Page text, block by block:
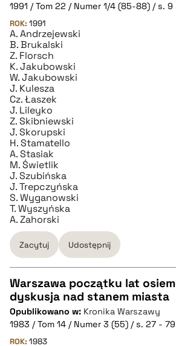
1991 / Tom 22 / Numer 1/4 (85-88) / s. 9
ROK: 1991
A. Andrzejewski
B. Brukalski
Z. Florsch
K. Jakubowski
W. Jakubowski
J. Kulesza
Cz. Łaszek
J. Lileyko
Z. Skibniewski
J. Skorupski
H. Stamatello
A. Stasiak
M. Świetlik
J. Szubińska
J. Trepczyńska
S. Wyganowski
T. Wyszyńska
A. Zahorski
Zacytuj Udostępnij
CZYSTY TEKST
pobierz cytat
Warszawa początku lat
dyskusja nad stanem miasta
Opublikowano w: Kronika Warszawy
1983 / Tom 14 / Numer 3 (55) / s. 27 - 79
ROK: 1983